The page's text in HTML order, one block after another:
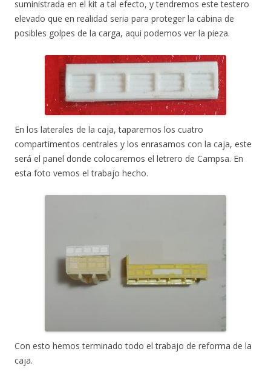
suministrada en el kit a tal efecto, y tendremos este testero
elevado que en realidad seria para proteger la cabina de
posibles golpes de la carga, aqui podemos ver la pieza.
En los laterales de la caja, taparemos los cuatro
compartimentos centrales y los enrasamos con la caja, este
será el panel donde colocaremos el letrero de Campsa. En
esta foto vemos el trabajo hecho.
Con esto hemos terminado todo el trabajo de reforma de la
caja.